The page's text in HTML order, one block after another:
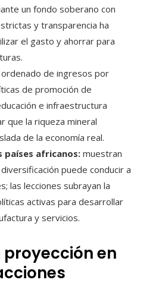
un fondo soberano con
y transparencia ha
el gasto y ahorrar para
de ingresos por
de promoción de
e infraestructura
que la riqueza mineral
de la economía real.
africanos: muestran
puede conducir a
las lecciones subrayan la
activas para desarrollar
y servicios.
proyección en